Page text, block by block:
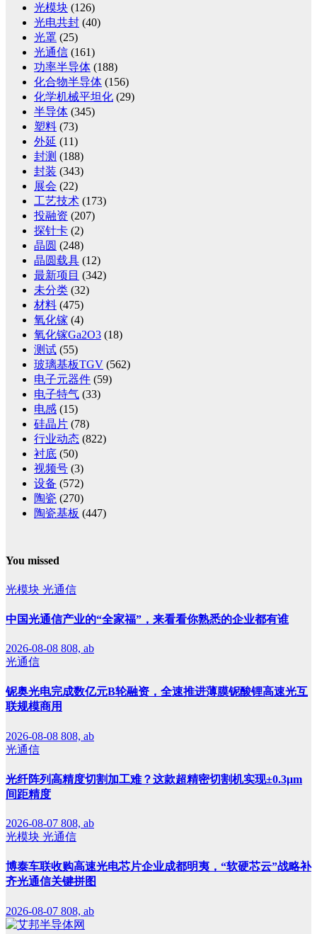
光模块 (126)
光电共封 (40)
光罩 (25)
光通信 (161)
功率半导体 (188)
化合物半导体 (156)
化学机械平坦化 (29)
半导体 (345)
塑料 (73)
外延 (11)
封测 (188)
封装 (343)
展会 (22)
工艺技术 (173)
投融资 (207)
探针卡 (2)
晶圆 (248)
晶圆载具 (12)
最新项目 (342)
未分类 (32)
材料 (475)
氧化镓 (4)
氧化镓Ga2O3 (18)
测试 (55)
玻璃基板TGV (562)
电子元器件 (59)
电子特气 (33)
电感 (15)
硅晶片 (78)
行业动态 (822)
衬底 (50)
视频号 (3)
设备 (572)
陶瓷 (270)
陶瓷基板 (447)
You missed
光模块 光通信
中国光通信产业的“全家福”，来看看你熟悉的企业都有谁
2026-08-08 808, ab
光通信
铌奥光电完成数亿元B轮融资，全速推进薄膜铌酸锂高速光互
联规模商用
2026-08-08 808, ab
光通信
光纤阵列高精度切割加工难？这款超精密切割机实现±0.3μm
间距精度
2026-08-07 808, ab
光模块 光通信
博泰车联收购高速光电芯片企业成都明夷，“软硬芯云”战略补
齐光通信关键拼图
2026-08-07 808, ab